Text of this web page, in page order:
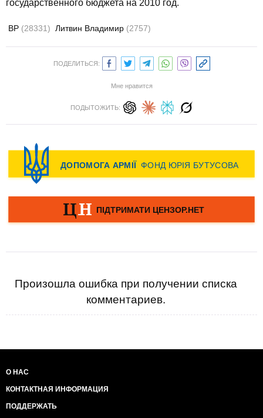
государственного бюджета на 2010 год.
ВР (28331) Литвин Владимир (2757)
ПОДЕЛИТЬСЯ:
Мне нравится
ПОДЫТОЖИТЬ:
Произошла ошибка при получении списка
комментариев.
О НАС
КОНТАКТНАЯ ИНФОРМАЦИЯ
ПОДДЕРЖАТЬ